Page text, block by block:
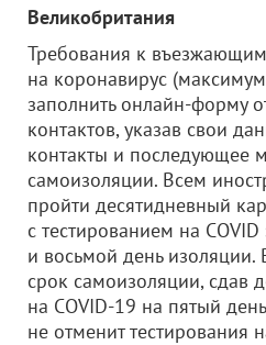
Великобритания
Требования к
на коронавирус
заполнить онлайн-форму
контактов, указав свои
контакты и последующее
самоизоляции. Всем
пройти десятидневный
с тестированием на
и восьмой день изоляции.
срок самоизоляции, сдав
на COVID-19 на пятый
не отменит тестирования